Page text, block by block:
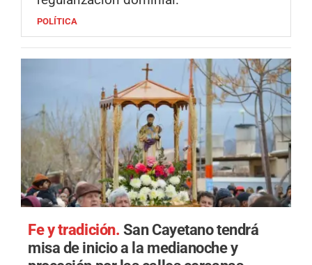
POLÍTICA
Fe y tradición. San Cayetano tendrá
misa de inicio a la medianoche y